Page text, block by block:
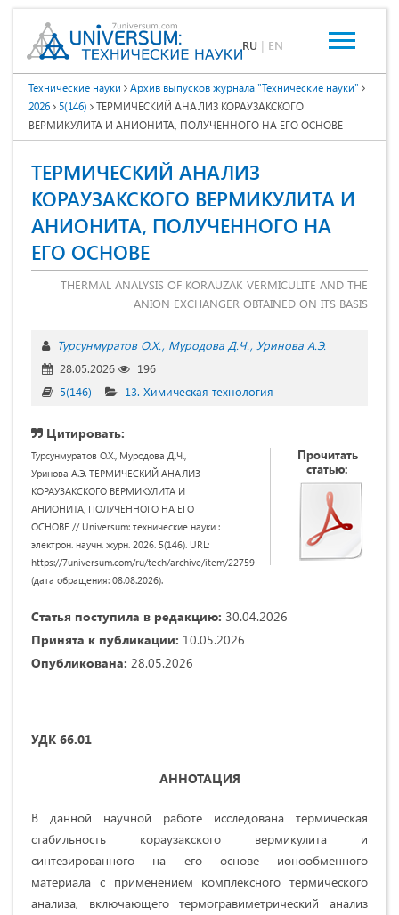
RU | EN
Технические науки
Архив выпусков журнала "Технические науки"
2026
5(146)
ТЕРМИЧЕСКИЙ АНАЛИЗ КОРАУЗАКСКОГО
ВЕРМИКУЛИТА И АНИОНИТА, ПОЛУЧЕННОГО НА ЕГО ОСНОВЕ
ТЕРМИЧЕСКИЙ АНАЛИЗ
КОРАУЗАКСКОГО ВЕРМИКУЛИТА И
АНИОНИТА, ПОЛУЧЕННОГО НА
ЕГО ОСНОВЕ
THERMAL ANALYSIS OF KORAUZAK VERMICULITE AND THE
ANION EXCHANGER OBTAINED ON ITS BASIS
Турсунмуратов О.Х. Муродова Д.Ч. Уринова А.Э.
28.05.2026
196
5(146)
13. Химическая технология
Цитировать:
Турсунмуратов О.Х., Муродова Д.Ч.,
Уринова А.Э. ТЕРМИЧЕСКИЙ АНАЛИЗ
КОРАУЗАКСКОГО ВЕРМИКУЛИТА И
АНИОНИТА, ПОЛУЧЕННОГО НА ЕГО
ОСНОВЕ // Universum: технические науки :
электрон. научн. журн. 2026. 5(146). URL:
https://7universum.com/ru/tech/archive/item/22759
(дата обращения: 08.08.2026).
Прочитать
статью:
Статья поступила в редакцию: 30.04.2026
Принята к публикации: 10.05.2026
Опубликована: 28.05.2026
УДК 66.01
АННОТАЦИЯ
В данной научной работе исследована термическая
стабильность кораузакского вермикулита и
синтезированного на его основе ионообменного
материала с применением комплексного термического
анализа, включающего термогравиметрический анализ